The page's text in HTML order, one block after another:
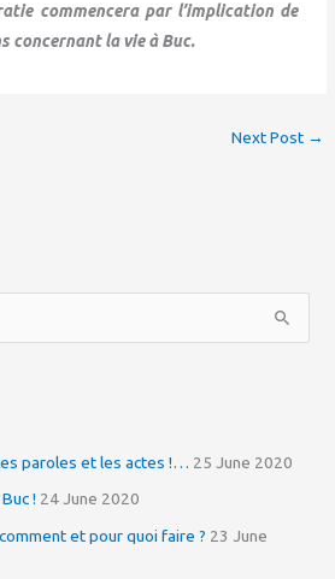
commencera par l’implication de
concernant la vie à Buc.
Next Post →
paroles et les actes !… 25 June 2020
! 24 June 2020
et pour quoi faire ? 23 June